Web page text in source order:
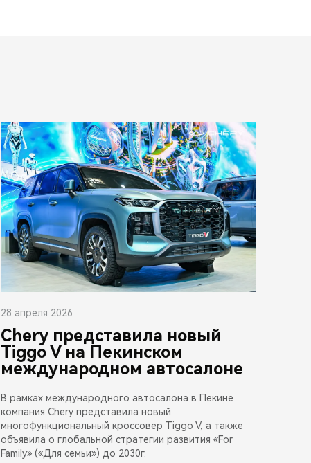
28 апреля 2026
Chery представила новый
Tiggo V на Пекинском
международном автосалоне
В рамках международного автосалона в Пекине
компания Chery представила новый
многофункциональный кроссовер Tiggo V, а также
объявила о глобальной стратегии развития «For
Family» («Для семьи») до 2030г.